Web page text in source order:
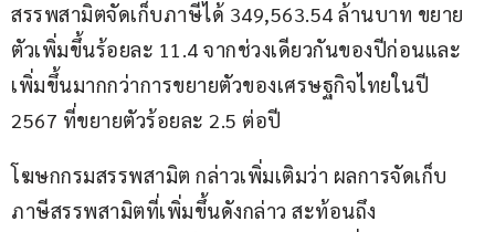
สรรพสามิตจัดเก็บภาษีได้ 349,563.54 ล้านบาท ขยาย
ตัวเพิ่มขึ้นร้อยละ 11.4 จากช่วงเดียวกันของปีก่อนและ
เพิ่มขึ้นมากกว่าการขยายตัวของเศรษฐกิจไทยในปี
2567 ที่ขยายตัวร้อยละ 2.5 ต่อปี
โฆษกกรมสรรพสามิต กล่าวเพิ่มเติมว่า ผลการจัดเก็บ
ภาษีสรรพสามิตที่เพิ่มขึ้นดังกล่าว สะท้อนถึง